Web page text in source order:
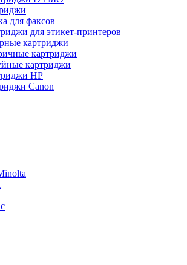
для факсов
для этикет-принтеров
картриджи
картриджи
картриджи
HP
Canon